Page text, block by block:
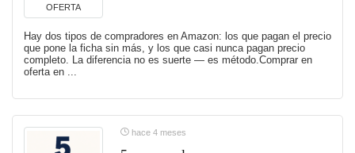
OFERTA
Hay dos tipos de compradores en Amazon: los que pagan el precio
que pone la ficha sin más, y los que casi nunca pagan precio
completo. La diferencia no es suerte — es método.Comprar en
oferta en ...
hace 4 meses